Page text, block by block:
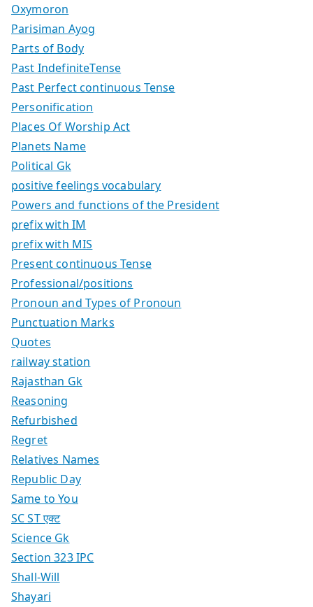
Oxymoron
Parisiman Ayog
Parts of Body
Past IndefiniteTense
Past Perfect continuous Tense
Personification
Places Of Worship Act
Planets Name
Political Gk
positive feelings vocabulary
Powers and functions of the President
prefix with IM
prefix with MIS
Present continuous Tense
Professional/positions
Pronoun and Types of Pronoun
Punctuation Marks
Quotes
railway station
Rajasthan Gk
Reasoning
Refurbished
Regret
Relatives Names
Republic Day
Same to You
SC ST एक्ट
Science Gk
Section 323 IPC
Shall-Will
Shayari